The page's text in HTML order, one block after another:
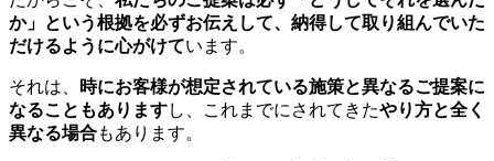
か」という根拠を必ずお伝えして、納得して取り組んでいた
だけるように心がけています。
それは、
時にお客様が想定されている施策と異なるご提案に
なることもありますし、これまでにされてきたやり方と全く
異なる場合もあります。